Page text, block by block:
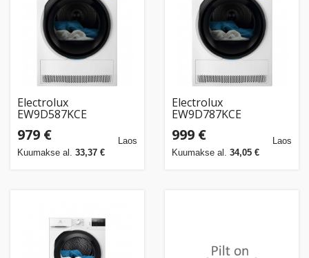
Electrolux
EW9D587KCE
979 €
Kuumakse al. 33,37 €
Laos
Electrolux
EW9D787KCE
999 €
Kuumakse al. 34,05 €
Laos